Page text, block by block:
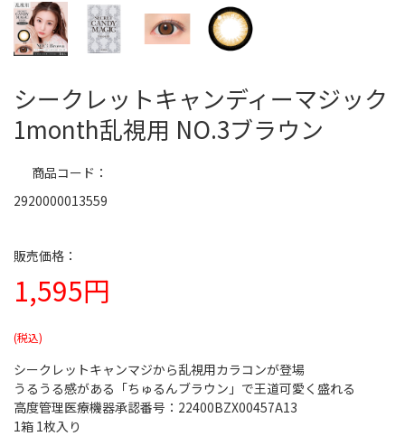
シークレットキャンディーマジック
1month乱視用 NO.3ブラウン
1,595円
商品コード
2920000013559
シークレットキャンマジから乱視用カラコンが登場
うるうる感がある「ちゅるんブラウン」で王道可愛く盛れる
高度管理医療機器承認番号：22400BZX00457A13
1箱 1枚入り